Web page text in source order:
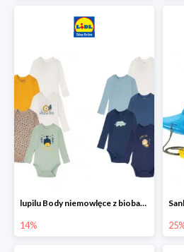
lupilu Body niemowlęce z biobawełny
14%